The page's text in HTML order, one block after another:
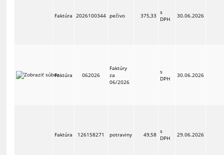
Faktúra 2026100344 pečivo 375,33 s
DPH
30.06.2026
Faktúra 062026
Faktúry
za
06/2026
s
DPH
30.06.2026
Faktúra 126158271 potraviny 49,58 s
DPH
29.06.2026